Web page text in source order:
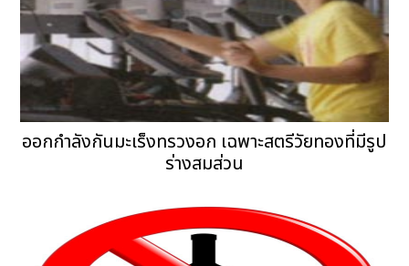
ออกกำลังกันมะเร็งทรวงอก เฉพาะสตรีวัยทองที่มีรูป
ร่างสมส่วน